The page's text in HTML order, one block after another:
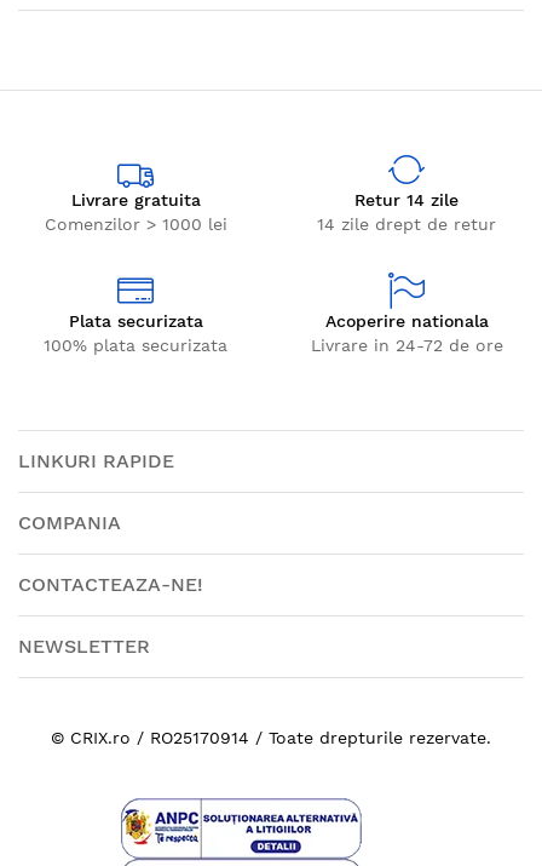
Livrare gratuita
Comenzilor > 1000 lei
Retur 14 zile
14 zile drept de retur
Plata securizata
100% plata securizata
Acoperire nationala
Livrare in 24-72 de ore
LINKURI RAPIDE
COMPANIA
CONTACTEAZA-NE!
NEWSLETTER
© CRIX.ro / RO25170914 / Toate drepturile rezervate.